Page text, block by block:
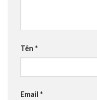
Tên *
Email *